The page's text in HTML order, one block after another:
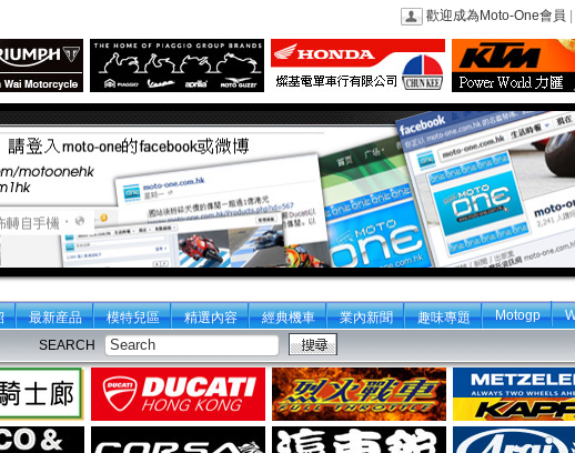
歡迎成為Moto-One會員
最新産品 模特兒區 精選內容 經典機車 業內新聞 趣味專題 Motogp
SEARCH